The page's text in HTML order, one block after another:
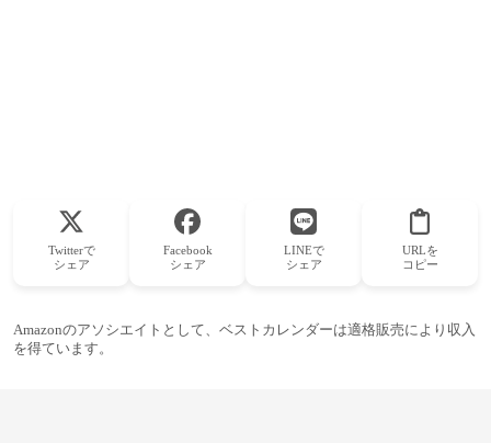
Twitterで
シェア
Facebook
シェア
LINEで
シェア
URLを
コピー
Amazonのアソシエイトとして、ベストカレンダーは適格販売により収入
を得ています。